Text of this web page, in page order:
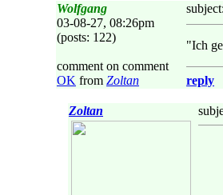
Wolfgang
03-08-27, 08:26pm
(posts: 122)
comment on comment
OK from Zoltan
subject:
"Ich
reply
Zoltan